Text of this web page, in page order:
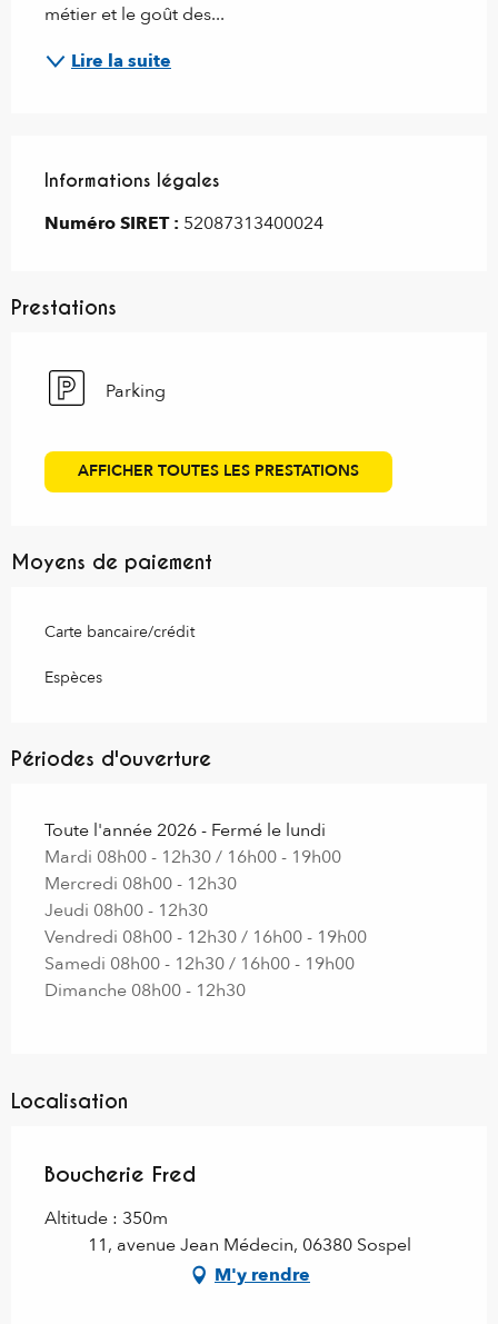
métier et le goût des...
Lire la suite
Informations légales
Informations légales
Numéro SIRET : 52087313400024
Prestations
Parking
AFFICHER TOUTES LES PRESTATIONS
Moyens de paiement
Carte bancaire/crédit
Espèces
Périodes d'ouverture
Toute l'année 2026 - Fermé le lundi
Mardi 08h00 - 12h30 / 16h00 - 19h00
Mercredi 08h00 - 12h30
Jeudi 08h00 - 12h30
Vendredi 08h00 - 12h30 / 16h00 - 19h00
Samedi 08h00 - 12h30 / 16h00 - 19h00
Dimanche 08h00 - 12h30
Localisation
Boucherie Fred
Altitude : 350m
11, avenue Jean Médecin, 06380 Sospel
M'y rendre